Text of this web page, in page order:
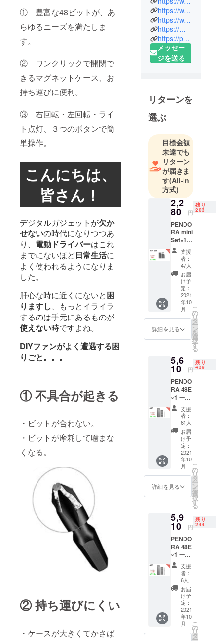
① 豊富な48ビットが、あ
らゆるニーズを満たしま
す。
② ワンクリックで開閉で
きるマグネットケース、お
持ち運びに便利。
③ 右回転・左回転・ライ
ト点灯、３つのボタンで簡
単操作。
こんにちは、
皆さん！
デジタルガジェットが欠か
せないの時代になりつつあ
り、 電動ドライバーはこれ
までにないほど日常生活に
よく使われるようになりま
した。
肝心な時に近くにないと困
りますし、もっとイライラ
するのは手元にあるものが
使えない時ですよね。
DIYファンがよく遭遇する困
りごと。。。
① 不具合が起きる
・ビットが合わない。
・ビットが摩耗して噛まな
くなる。
② 持ち運びにくい
・ケースが大きくてかさば
DIYをもっと
簡単に楽し
めるように
したい
ミュニティ
をイノベー
ションを通
していきた
「DIYのプロ
ジェクト」
や「面白い
ガジェッ
ト」などを
仲間に紹介
したいと思
い、クラウ
ドファン
ディングで
発信してい
ぜひ、応援
してくださ
https://www.facebook.com/Bright-DIY-112868750885116
https://www.instagram.com/bright_diy_jpn/
https://mobile.twitter.com/DiyBright
https://page.line.me/580hesny
メッセー
ジを送る
リターンを
選ぶ
目標金額
未達でも
リターン
が届きま
す(All-in
方式)
2,2
80 円
残り
203
PENDO
RA mini
Set×1
一般予
定販売
価額：
2,980円
※ご注文
状況、
使用部
材の供
給状
況、製
造工程
上の都
合等に
荷時期
が遅れ
る場合
があり
ます。
皆様の
ご支援
により
量産効
率が向
上した
場合、
正規販
売価格
が販売
予定価
格より
いま
す。 類
似商品
が発生
する可
能性が
ありま
す。ご
了承頂
いた上
でご支
援頂け
ます様
お願い
致しま
す。
支援
者：
47人
お届
け予
定：
2021
年10
月
詳細を見る
こ
の
リ
タ
ー
ン
を
選
択
す
る
5,6
10 円
残り
439
PENDO
RA 48E
×1 一般
予定販
売価
額：
7,480円
※ご注文
状況、
使用部
材の供
給状
況、製
造工程
上の都
合等に
荷時期
が遅れ
る場合
があり
ます。
皆様の
ご支援
により
量産効
率が向
上した
場合、
正規販
売価格
が販売
予定価
支援
者：
61人
お届
け予
定：
2021
年10
月
詳細を見る
こ
の
リ
タ
ー
ン
を
選
択
す
る
5,9
10 円
残り
244
PENDO
RA 48E
×1 一般
予定販
売価
額：
7,480円
※ご注文
状況、
使用部
材の供
給状
況、製
支援
者：
6人
お届
け予
定：
2021
年10
月
こ
の
リ
タ